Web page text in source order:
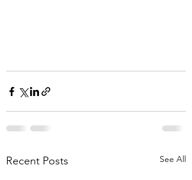
Recent Posts See All